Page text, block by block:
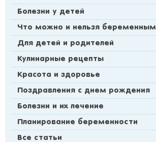
Болезни у детей
Что можно и нельзя беременным
Для детей и родителей
Кулинарные рецепты
Красота и здоровье
Поздравления с днем рождения
Болезни и их лечение
Планирование беременности
Все статьи